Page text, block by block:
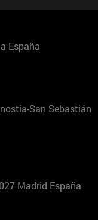
España
San Sebastián
Madrid España